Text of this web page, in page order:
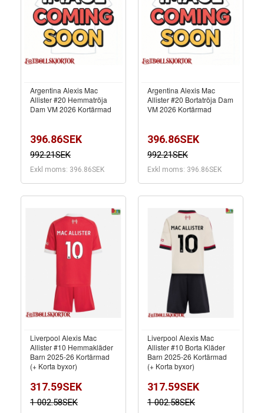
Argentina Alexis Mac
Allister #20 Hemmatröja
Dam VM 2026 Kortärmad
396.86SEK
992.21SEK
Exkl moms: 396.86SEK
Argentina Alexis Mac
Allister #20 Bortatröja Dam
VM 2026 Kortärmad
396.86SEK
992.21SEK
Exkl moms: 396.86SEK
Liverpool Alexis Mac
Allister #10 Hemmakläder
Barn 2025-26 Kortärmad
(+ Korta byxor)
317.59SEK
1 002.58SEK
Liverpool Alexis Mac
Allister #10 Borta Kläder
Barn 2025-26 Kortärmad
(+ Korta byxor)
317.59SEK
1 002.58SEK